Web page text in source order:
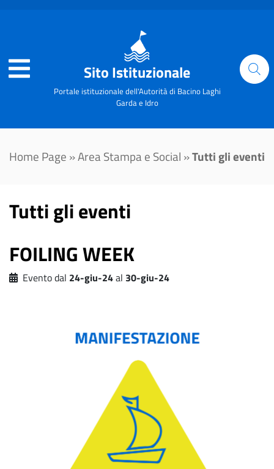
Sito Istituzionale
Portale istituzionale dell'Autorità di Bacino Laghi
Garda e Idro
Home Page »Area Stampa e Social »Tutti gli eventi
Tutti gli eventi
FOILING WEEK
Evento dal 24-giu-24al 30-giu-24